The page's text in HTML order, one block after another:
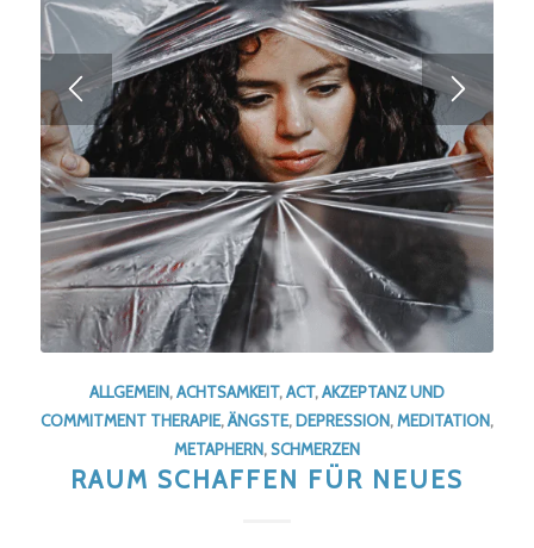
ALLGEMEIN,ACHTSAMKEIT,ACT,AKZEPTANZ UND
COMMITMENT THERAPIE,ÄNGSTE,DEPRESSION,MEDITATION,
METAPHERN,SCHMERZEN
RAUM SCHAFFEN FÜR NEUES